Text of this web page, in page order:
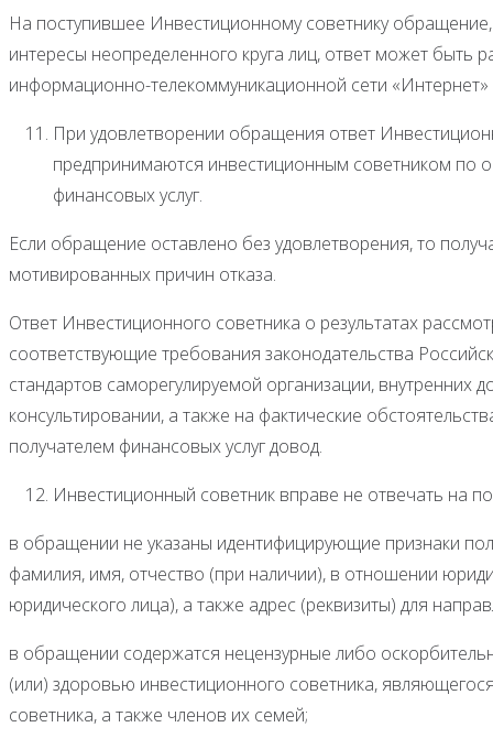
На поступившее Инвестиционному советнику
интересы неопределенного круга лиц, ответ может
информационно-телекоммуникационной сети
При удовлетворении обращения ответ
предпринимаются инвестиционным советником по
финансовых услуг.
Если обращение оставлено без удовлетворения, то
мотивированных причин отказа.
Ответ Инвестиционного советника о результатах
соответствующие требования законодательства
стандартов саморегулируемой организации,
консультировании, а также на фактические
получателем финансовых услуг довод.
Инвестиционный советник вправе не отвечать на
в обращении не указаны идентифицирующие признаки
фамилия, имя, отчество (при наличии), в отношении
юридического лица), а также адрес (реквизиты) для
в обращении содержатся нецензурные либо
(или) здоровью инвестиционного советника,
советника, а также членов их семей;